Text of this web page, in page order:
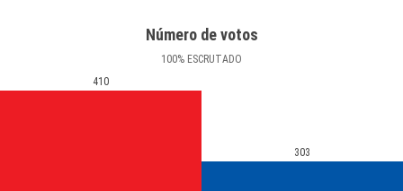
Número de votos
100% ESCRUTADO
410
303